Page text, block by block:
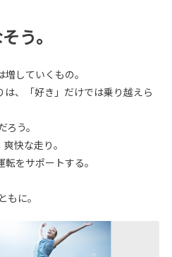
う。
していくもの。
、「好き」だけでは乗り越えら
う。
快な走り。
をサポートする。
に。